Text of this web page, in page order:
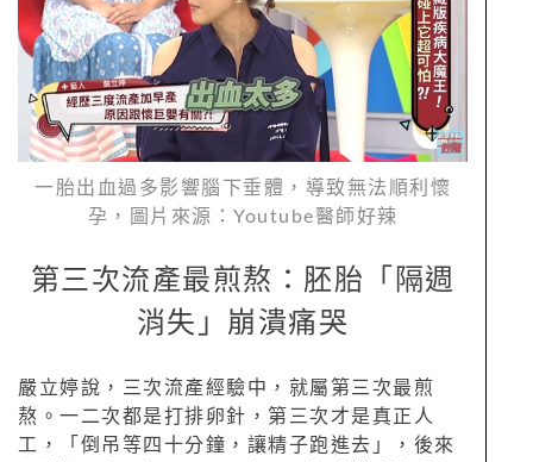
一胎出血過多影響腦下垂體，導致無法順利懷
孕，圖片來源：Youtube醫師好辣
第三次流產最煎熬：胚胎「隔週
消失」崩潰痛哭
嚴立婷說，三次流產經驗中，就屬第三次最煎
熬。一二次都是打排卵針，第三次才是真正人
工，「倒吊等四十分鐘，讓精子跑進去」，後來